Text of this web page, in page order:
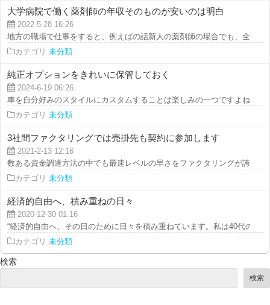
大学病院で働く薬剤師の年収そのものが安いのは明白
2022-5-28 16:26
地方の職場で仕事をすると、例えばの話新人の薬剤師の場合でも、全国で
カテゴリ 未分類
純正オプションをきれいに保管しておく
2024-6-19 06:26
車を自分好みのスタイルにカスタムすることは楽しみの一つですよね。
カテゴリ 未分類
3社間ファクタリングでは売掛先も契約に参加します
2021-2-13 12:16
数ある資金調達方法の中でも最速レベルの早さをファクタリングが誇れる
カテゴリ 未分類
経済的自由へ、積み重ねの日々
2020-12-30 01:16
“経済的自由へ、その日のために日々を積み重ねています。私は40代の非...
カテゴリ 未分類
検索
検索